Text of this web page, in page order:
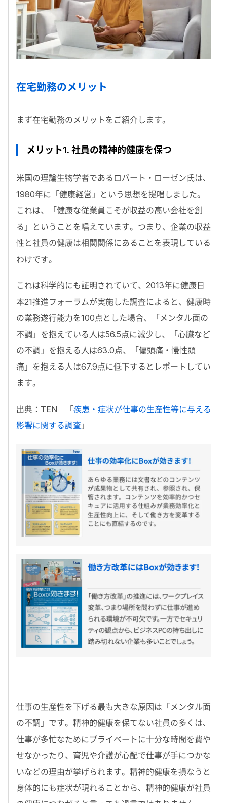
在宅勤務のメリット
まず在宅勤務のメリットをご紹介します。
メリット1. 社員の精神的健康を保つ
米国の理論生物学者であるロバート・ローゼン氏は、
1980年に「健康経営」という思想を提唱しました。
これは、「健康な従業員こそが収益の高い会社を創
る」ということを唱えています。つまり、企業の収益
性と社員の健康は相関関係にあることを表現している
わけです。
これは科学的にも証明されていて、2013年に健康日
本21推進フォーラムが実施した調査によると、健康時
の業務遂行能力を100点とした場合、「メンタル面の
不調」を抱えている人は56.5点に減少し、「心臓など
の不調」を抱える人は63.0点、「偏頭痛・慢性頭
痛」を抱える人は67.9点に低下するとレポートしてい
ます。
出典：TEN 「疾患・症状が仕事の生産性等に与える
影響に関する調査 」
仕事の生産性を下げる最も大きな原因は「メンタル面
の不調」です。精神的健康を保てない社員の多くは、
仕事が多忙なためにプライベートに十分な時間を費や
せなかったり、育児や介護が心配で仕事が手につかな
いなどの理由が挙げられます。精神的健康を損なうと
身体的にも症状が現れることから、精神的健康が社員